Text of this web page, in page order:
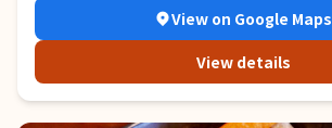
View on Google Maps
View details